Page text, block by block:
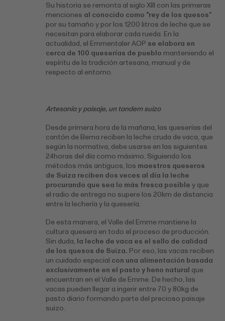
Su historia se remonta al siglo XIII con las primeras
menciones al conocido como "rey de los quesos”
por su tamaño y por los 1200 litros de leche que se
necesitan para elaborar cada rueda. En la
actualidad, el Emmentaler AOP se elabora en
cerca de 100 queserías de pueblo manteniendo el
espíritu de la tradición artesana, manual y de
respecto al entorno.
Artesanía y paisaje, un tandem suizo
Desde primera hora de la mañana, las queserías del
cantón de Berna reciben la leche cruda de vaca, que
según la normativa, debe usarse en las siguientes
24horas del día como máximo. Siguiendo los
métodos más antiguos, los maestros queseros
de Suiza reciben dos veces al día la leche
procurando que sea lo más fresca posible y que
el radio de entrega no supere los 20km de distancia
entre la lechería y la quesería.
De esta manera, el Valle del Emme mantiene la
cultura quesera en todo el proceso de producción.
Sin duda, la leche de vaca es el sello de calidad
de los quesos de Suiza. Por eso, las vacas reciben
un cuidado especial con una alimentación basada
exclusivamente en el pasto y heno natural que
encuentran en el Valle de Emme. De hecho, las
vacas pueden llegar a ingerir entre 70 y 80kg de
pasto diario formando parte del precioso paisaje
suizo.